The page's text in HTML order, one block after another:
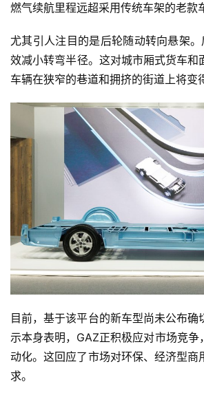
首
页
独
家
燃气续航里程远超采用传统车架的老款
尤其引人注目的是后轮随动转向悬架
效减小转弯半径。这对城市厢式货车
车辆在狭窄的巷道和拥挤的街道上将变
目前，基于该平台的新车型尚未公布确
示本身表明，GAZ正积极应对市场竞争
动化。这回应了市场对环保、经济型商
求。